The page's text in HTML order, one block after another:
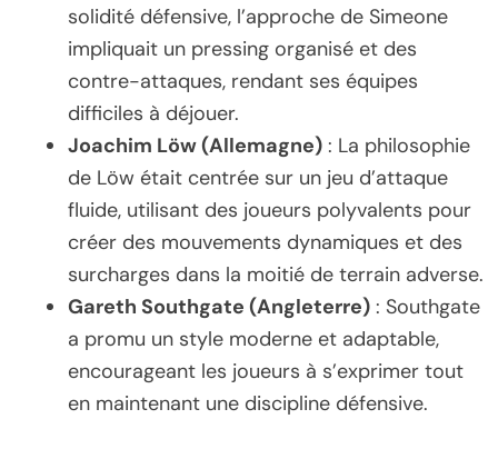
solidité défensive, l’approche de Simeone
impliquait un pressing organisé et des
contre-attaques, rendant ses équipes
difficiles à déjouer.
Joachim Löw (Allemagne) : La philosophie
de Löw était centrée sur un jeu d’attaque
fluide, utilisant des joueurs polyvalents pour
créer des mouvements dynamiques et des
surcharges dans la moitié de terrain adverse.
Gareth Southgate (Angleterre) : Southgate
a promu un style moderne et adaptable,
encourageant les joueurs à s’exprimer tout
en maintenant une discipline défensive.